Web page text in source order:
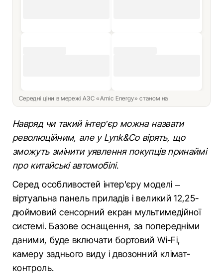
Середні ціни в мережі АЗС «Amic Energy» станом на
Навряд чи такий інтер’єр можна назвати
революційним, але у Lynk&Co вірять, що
зможуть змінити уявлення покупців принаймі
про китайські автомобілі.
Серед особливостей інтер'єру моделі –
віртуальна панель приладів і великий 12,25-
дюймовий сенсорний екран мультимедійної
системі. Базове оснащення, за попередніми
даними, буде включати бортовий Wi-Fi,
камеру заднього виду і двозонний клімат-
контроль.